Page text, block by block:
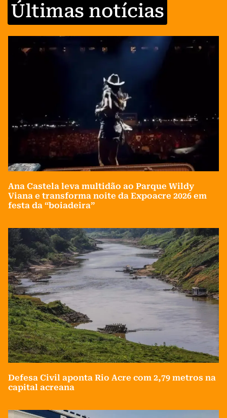
Últimas notícias
Ana Castela leva multidão ao Parque Wildy
Viana e transforma noite da Expoacre 2026 em
festa da “boiadeira”
Defesa Civil aponta Rio Acre com 2,79 metros na
capital acreana